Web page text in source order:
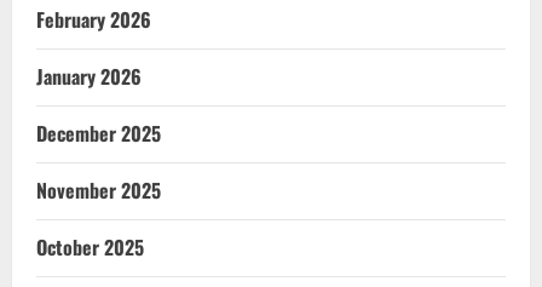
February 2026
January 2026
December 2025
November 2025
October 2025